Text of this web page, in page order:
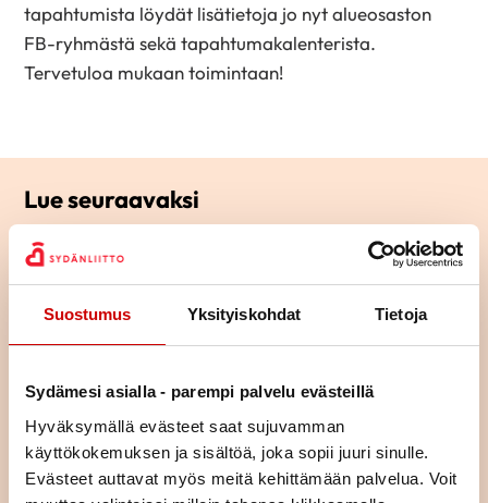
Suostumus Yksityiskohdat Tietoja
Sydämesi asialla - parempi palvelu evästeillä
Hyväksymällä evästeet saat sujuvamman
käyttökokemuksen ja sisältöä, joka sopii juuri sinulle.
Evästeet auttavat myös meitä kehittämään palvelua. Voit
tapahtumista löydät lisätietoja jo nyt alueosaston
FB-ryhmästä sekä tapahtumakalenterista.
Tervetuloa mukaan toimintaan!
Lue seuraavaksi
Yhteistyö vie eteenpäin –
yhdessä olemme enemmän!
toiminnantäyteinen alkuvuosi
LUE ARTIKKELI